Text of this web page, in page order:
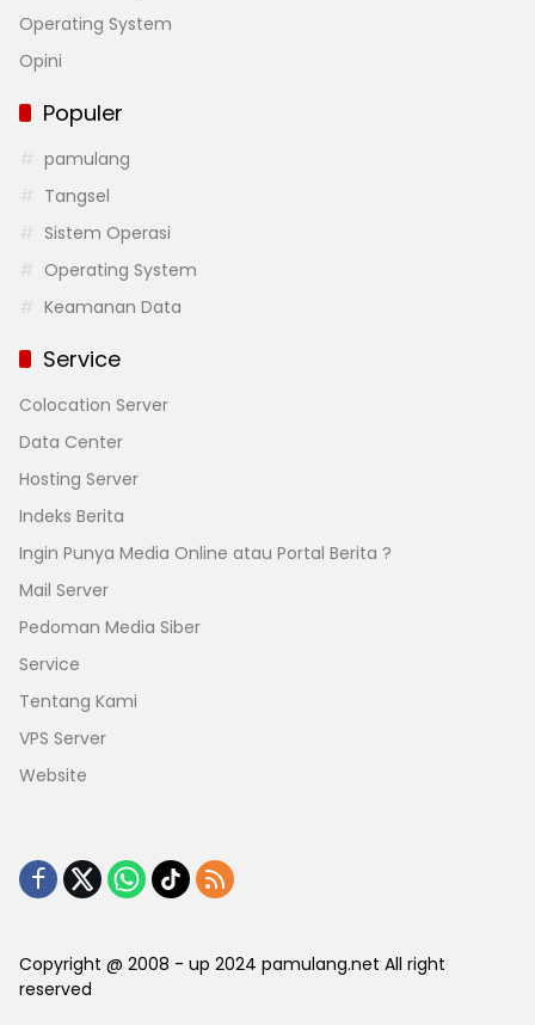
Operating System
Opini
Populer
pamulang
Tangsel
Sistem Operasi
Operating System
Keamanan Data
Service
Colocation Server
Data Center
Hosting Server
Indeks Berita
Ingin Punya Media Online atau Portal Berita ?
Mail Server
Pedoman Media Siber
Service
Tentang Kami
VPS Server
Website
Copyright @ 2008 - up 2024 pamulang.net All right
reserved